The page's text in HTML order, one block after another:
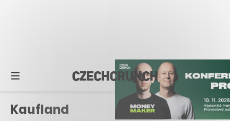
Kaufland